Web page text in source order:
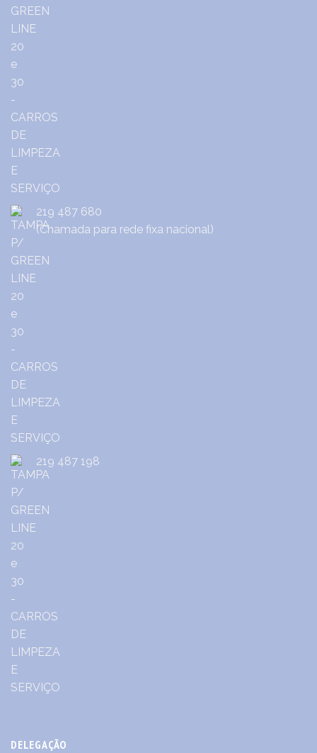
219 487 680
(Chamada para rede fixa nacional)
219 487 198
DELEGAÇÃO